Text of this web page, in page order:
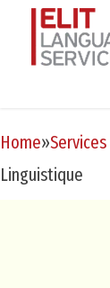
Home»Services
Linguistique